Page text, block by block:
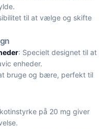
til at vælge og skifte
: Specielt designet til at
enheder.
bruge og bære, perfekt til
på 20 mg giver